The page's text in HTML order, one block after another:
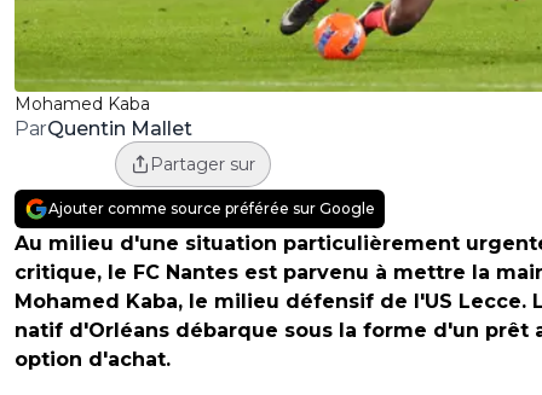
Mohamed Kaba
ParQuentin Mallet
Partager sur
Ajouter comme source préférée sur Google
Au milieu d'une situation particulièrement
critique, le FC Nantes est parvenu à mettre la
Mohamed Kaba, le milieu défensif de l'US Lecce.
natif d'Orléans débarque sous la forme d'un prêt
option d'achat.